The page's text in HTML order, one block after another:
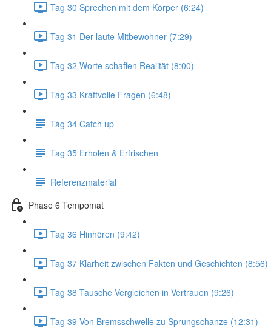
Tag 30 Sprechen mit dem Körper (6:24)
Tag 31 Der laute Mitbewohner (7:29)
Tag 32 Worte schaffen Realität (8:00)
Tag 33 Kraftvolle Fragen (6:48)
Tag 34 Catch up
Tag 35 Erholen & Erfrischen
Referenzmaterial
Phase 6 Tempomat
Tag 36 Hinhören (9:42)
Tag 37 Klarheit zwischen Fakten und Geschichten (8:56)
Tag 38 Tausche Vergleichen in Vertrauen (9:26)
Tag 39 Von Bremsschwelle zu Sprungschanze (12:31)